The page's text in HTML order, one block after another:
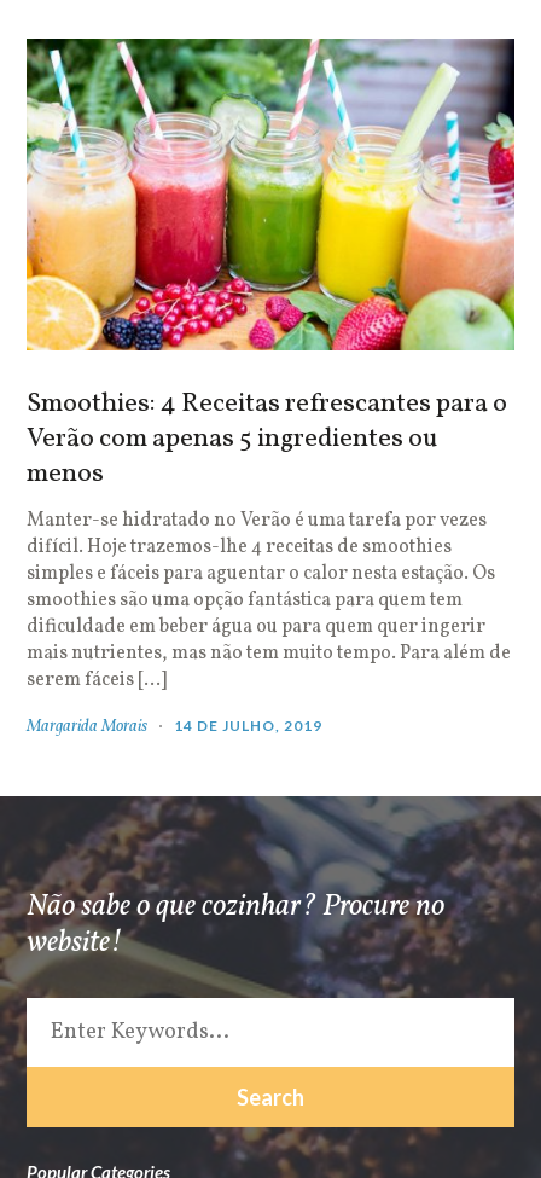
Smoothies: 4 Receitas refrescantes para o
Verão com apenas 5 ingredientes ou
menos
Manter-se hidratado no Verão é uma tarefa por vezes
difícil. Hoje trazemos-lhe 4 receitas de smoothies
simples e fáceis para aguentar o calor nesta estação. Os
smoothies são uma opção fantástica para quem tem
dificuldade em beber água ou para quem quer ingerir
mais nutrientes, mas não tem muito tempo. Para além de
serem fáceis […]
Margarida Morais 14 DE JULHO, 2019
Não sabe o que cozinhar? Procure no
website!
Popular Categories